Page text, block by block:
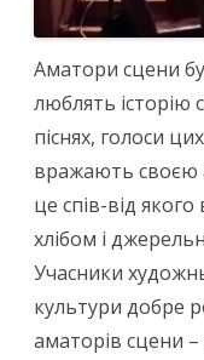
Аматори сцени
люблять історію
піснях, голоси
вражають своєю
це спів-від
хлібом і
Учасники
культури добре
аматорів сцени